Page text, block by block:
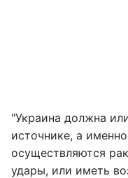
"Украина должна
источнике, а
осуществляются
удары, или иметь